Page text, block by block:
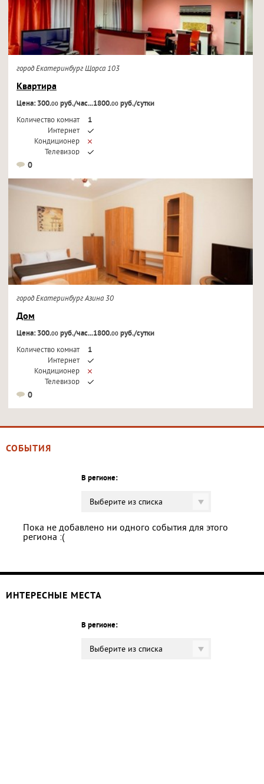
город Екатеринбург Щорса 103
Квартира
Цена: 300.00руб./час...1800.00руб./сутки
Количество комнат
1
Интернет
Кондиционер
Телевизор
0
город Екатеринбург Азина 30
Дом
Цена: 300.00руб./час...1800.00руб./сутки
Количество комнат
1
Интернет
Кондиционер
Телевизор
0
СОБЫТИЯ
В регионе:
Выберите из списка
Пока не добавлено ни одного события для этого
региона :(
ИНТЕРЕСНЫЕ МЕСТА
В регионе:
Выберите из списка